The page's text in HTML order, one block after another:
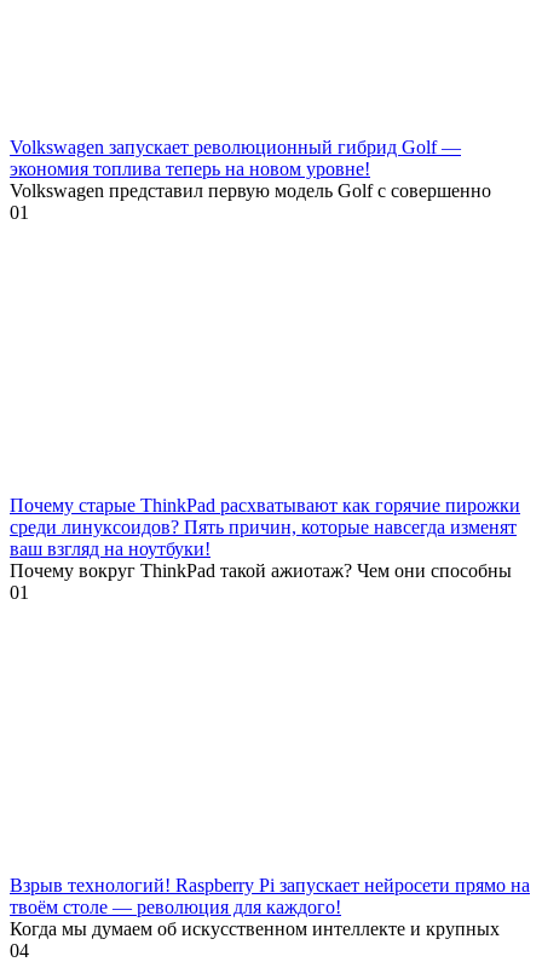
Volkswagen запускает революционный гибрид Golf —
экономия топлива теперь на новом уровне!
Volkswagen представил первую модель Golf с совершенно
01
Почему старые ThinkPad расхватывают как горячие пирожки
среди линуксоидов? Пять причин, которые навсегда изменят
ваш взгляд на ноутбуки!
Почему вокруг ThinkPad такой ажиотаж? Чем они способны
01
Взрыв технологий! Raspberry Pi запускает нейросети прямо на
твоём столе — революция для каждого!
Когда мы думаем об искусственном интеллекте и крупных
04